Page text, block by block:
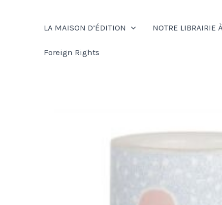
LA MAISON D’ÉDITION NOTRE LIBRAIRIE
Foreign Rights